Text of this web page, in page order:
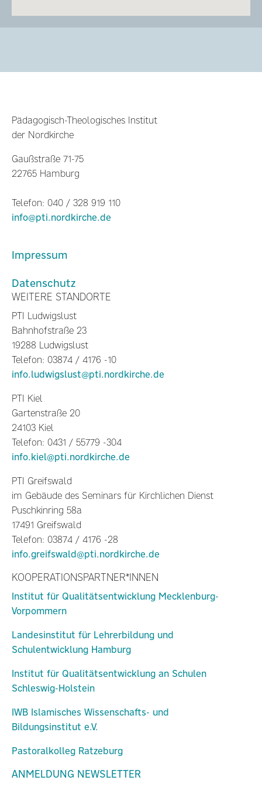
Pädagogisch-Theologisches Institut
der Nordkirche
Gaußstraße 71-75
22765 Hamburg
Telefon: 040 / 328 919 110
info@pti.nordkirche.de
Impressum
Datenschutz
WEITERE STANDORTE
PTI Ludwigslust
Bahnhofstraße 23
19288 Ludwigslust
Telefon: 03874 / 4176 -10
info.ludwigslust@pti.nordkirche.de
PTI Kiel
Gartenstraße 20
24103 Kiel
Telefon: 0431 / 55779 -304
info.kiel@pti.nordkirche.de
PTI Greifswald
im Gebäude des Seminars für Kirchlichen Dienst
Puschkinring 58a
17491 Greifswald
Telefon: 03874 / 4176 -28
info.greifswald@pti.nordkirche.de
KOOPERATIONSPARTNER*INNEN
Institut für Qualitätsentwicklung Mecklenburg-
Vorpommern
Landesinstitut für Lehrerbildung und
Schulentwicklung Hamburg
Institut für Qualitätsentwicklung an Schulen
Schleswig-Holstein
IWB Islamisches Wissenschafts- und
Bildungsinstitut e.V.
Pastoralkolleg Ratzeburg
ANMELDUNG NEWSLETTER